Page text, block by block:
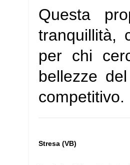
Questa
tranquillità,
per chi
bellezze
competitivo.
Stresa (VB)